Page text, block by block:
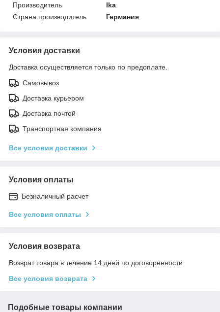
Производитель
Ika
Страна производитель
Германия
Условия доставки
Доставка осуществляется только по предоплате.
Самовывоз
Доставка курьером
Доставка почтой
Транспортная компания
Все условия доставки
Условия оплаты
Безналичный расчет
Все условия оплаты
Условия возврата
Возврат товара в течение 14 дней по договоренности
Все условия возврата
Подобные товары компании